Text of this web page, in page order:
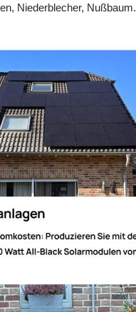
Niederblecher, Nußbaum.